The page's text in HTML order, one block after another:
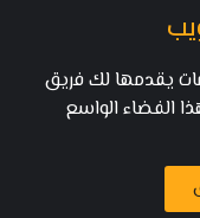
يقدمها لك فريق
الفضاء الواسع